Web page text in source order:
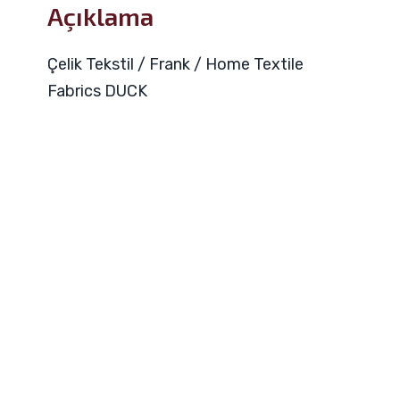
Açıklama
Çelik Tekstil / Frank / Home Textile
Fabrics DUCK